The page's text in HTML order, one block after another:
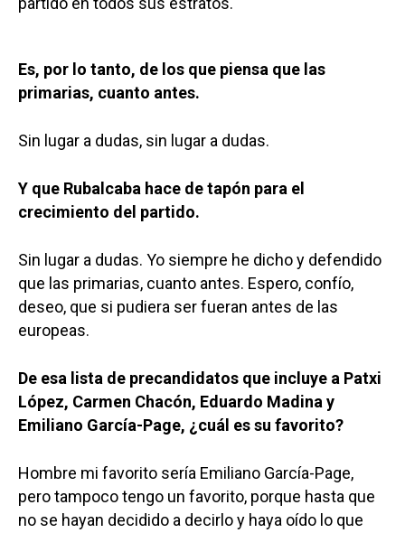
Es, por lo tanto, de los que piensa que las
primarias, cuanto antes.
Sin lugar a dudas, sin lugar a dudas.
Y que Rubalcaba hace de tapón para el
crecimiento del partido.
Sin lugar a dudas. Yo siempre he dicho y defendido
que las primarias, cuanto antes. Espero, confío,
deseo, que si pudiera ser fueran antes de las
europeas.
De esa lista de precandidatos que incluye a Patxi
López, Carmen Chacón, Eduardo Madina y
Emiliano García-Page, ¿cuál es su favorito?
Hombre mi favorito sería Emiliano García-Page,
pero tampoco tengo un favorito, porque hasta que
no se hayan decidido a decirlo y haya oído lo que